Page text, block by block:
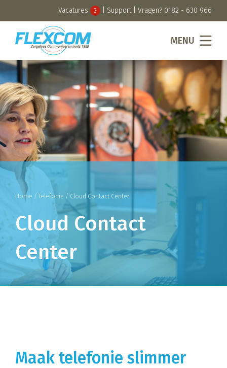
Vacatures 3 Support| Vragen? 0182 - 630 966
MENU
Home /Telefonie / Cloud Contact Center
Cloud Contact
Center
Maak telefonie slimmer